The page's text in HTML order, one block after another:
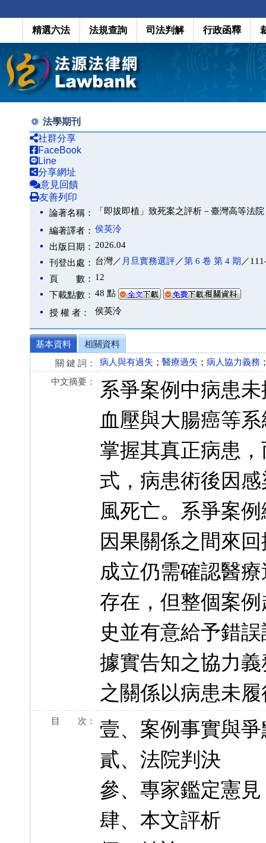
精選六法 法規查詢 司法判解 行政函釋
法學期刊
社群分享
FaceBook
Line
分享網址
意見回饋
友善列印
論著名稱： 「即拔即植」致死案之評析－臺灣高等法
編著譯者： 侯英泠
出版日期： 2026.04
刊登出處： 台灣／ 月旦實務選評／第 6 卷 第 4 期 ／
頁 數： 12
下載點數： 48 點
授 權 者： 侯英泠
基本資料
相關資料
關 鍵 詞：
病人與有過失 ； 醫療過失 ； 病人協力義務
中文摘要：
系爭案例中病患
血壓與大腸癌等
掌握其真正病患
式，病患術後因
風死亡。系爭案
因果關係之間來
成立仍需確認醫
存在，但整個案
史並有意給予錯
據實告知之協力
之關係以病患未
目 次：
壹、案例事實與爭
貳、法院判決
參、專家鑑定憲見
肆、本文評析